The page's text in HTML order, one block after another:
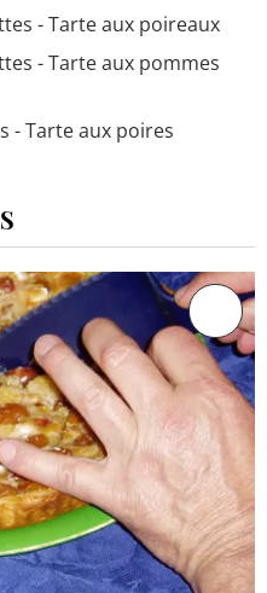
- Tarte aux poireaux
- Tarte aux pommes
- Tarte aux poires